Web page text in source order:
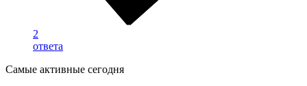
2
ответа
Самые активные сегодня